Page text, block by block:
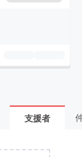
支援者